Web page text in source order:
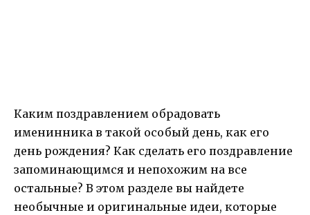
Каким поздравлением обрадовать
именинника в такой особый день, как его
день рождения? Как сделать его поздравление
запоминающимся и непохожим на все
остальные? В этом разделе вы найдете
необычные и оригинальные идеи, которые